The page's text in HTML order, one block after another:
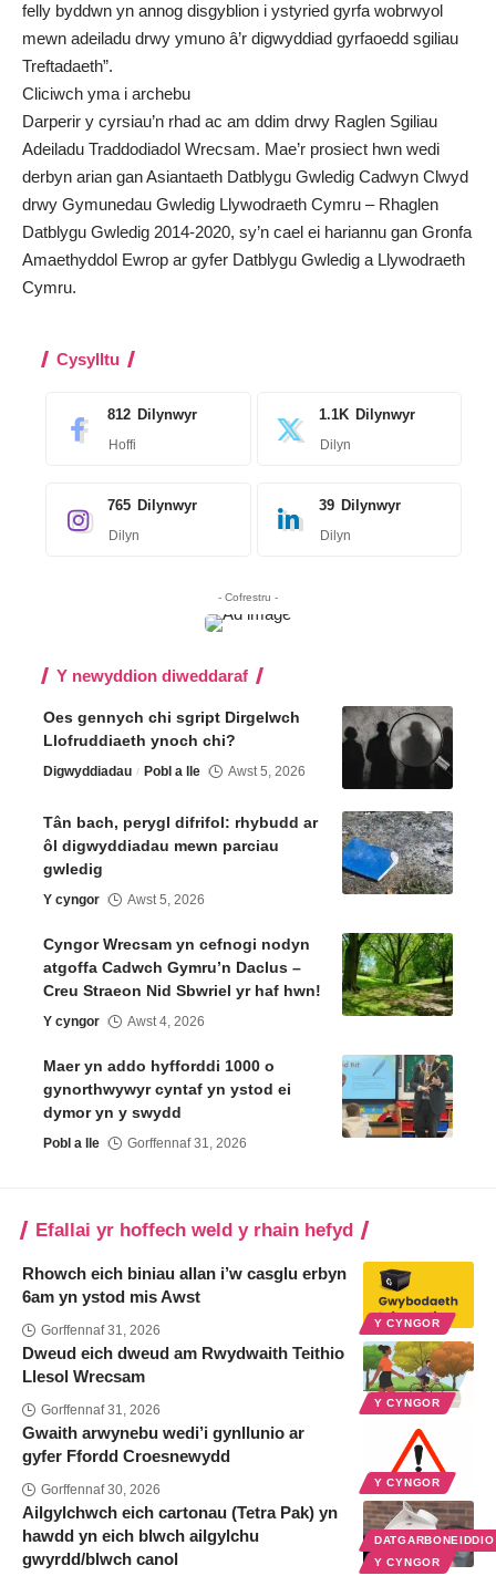
felly byddwn yn annog disgyblion i ystyried gyrfa wobrwyol
mewn adeiladu drwy ymuno â’r digwyddiad gyrfaoedd sgiliau
Treftadaeth”.
Cliciwch yma i archebu
Darperir y cyrsiau’n rhad ac am ddim drwy Raglen Sgiliau
Adeiladu Traddodiadol Wrecsam. Mae’r prosiect hwn wedi
derbyn arian gan Asiantaeth Datblygu Gwledig Cadwyn Clwyd
drwy Gymunedau Gwledig Llywodraeth Cymru – Rhaglen
Datblygu Gwledig 2014-2020, sy’n cael ei hariannu gan Gronfa
Amaethyddol Ewrop ar gyfer Datblygu Gwledig a Llywodraeth
Cymru.
Cysylltu
812 Dilynwyr
Hoffi
1.1K Dilynwyr
Dilyn
765 Dilynwyr
Dilyn
39 Dilynwyr
Dilyn
- Cofrestru -
Y newyddion diweddaraf
Oes gennych chi sgript Dirgelwch
Llofruddiaeth ynoch chi?
Digwyddiadau Pobl a lle Awst 5, 2026
Tân bach, perygl difrifol: rhybudd ar
ôl digwyddiadau mewn parciau
gwledig
Y cyngor Awst 5, 2026
Cyngor Wrecsam yn cefnogi nodyn
atgoffa Cadwch Gymru’n Daclus –
Creu Straeon Nid Sbwriel yr haf hwn!
Y cyngor Awst 4, 2026
Maer yn addo hyfforddi 1000 o
gynorthwywyr cyntaf yn ystod ei
dymor yn y swydd
Pobl a lle Gorffennaf 31, 2026
Efallai yr hoffech weld y rhain hefyd
Y CYNGOR
Rhowch eich biniau allan i’w casglu erbyn
6am yn ystod mis Awst
Gorffennaf 31, 2026
Y CYNGOR
Dweud eich dweud am Rwydwaith Teithio
Llesol Wrecsam
Gorffennaf 31, 2026
Y CYNGOR
Gwaith arwynebu wedi’i gynllunio ar
gyfer Ffordd Croesnewydd
Gorffennaf 30, 2026
Y CYNGOR
Ailgylchwch eich cartonau (Tetra Pak) yn
hawdd yn eich blwch ailgylchu
gwyrdd/blwch canol